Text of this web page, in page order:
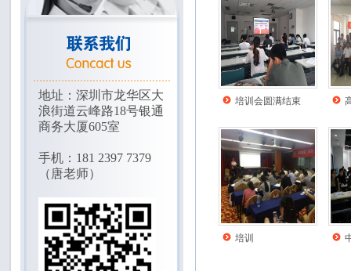
地址： 深圳市龙华区大
浪街道云峰路18号银通
商务大厦605室
手机：181 2397 7379
（唐老师）
培训会圆满结束
培训